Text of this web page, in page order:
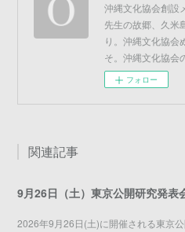
沖縄文化協会創設
先生の故郷、久米
り。沖縄文化協会
そ。沖縄文化協会
フォロー
関連記事
9月26日（土）東京公開研究発表
2026年9月26日(土)に開催される東京